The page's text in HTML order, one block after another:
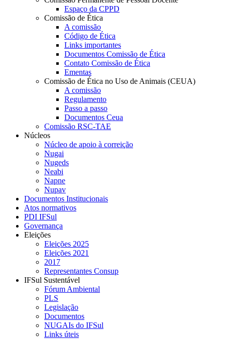
Espaço da CPPD
Comissão de Ética
A comissão
Código de Ética
Links importantes
Documentos Comissão de Ética
Contato Comissão de Ética
Ementas
Comissão de Ética no Uso de Animais (CEUA)
A comissão
Regulamento
Passo a passo
Documentos Ceua
Comissão RSC-TAE
Núcleos
Núcleo de apoio à correição
Nugai
Nugeds
Neabi
Napne
Nupav
Documentos Institucionais
Atos normativos
PDI IFSul
Governança
Eleições
Eleições 2025
Eleições 2021
2017
Representantes Consup
IFSul Sustentável
Fórum Ambiental
PLS
Legislação
Documentos
NUGAIs do IFSul
Links úteis